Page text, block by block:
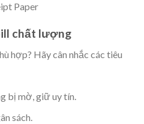
Paper
chất lượng
hợp? Hãy cân nhắc các tiêu
bị mờ, giữ uy tín.
sách.